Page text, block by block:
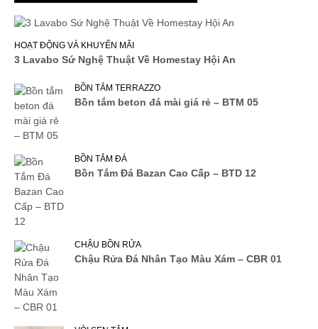
HOẠT ĐỘNG VÀ KHUYẾN MÃI
3 Lavabo Sứ Nghệ Thuật Về Homestay Hội An
BỒN TẮM TERRAZZO
Bồn tắm beton đá mài giá rẻ – BTM 05
BỒN TẮM ĐÁ
Bồn Tắm Đá Bazan Cao Cấp – BTD 12
CHẬU BỒN RỬA
Chậu Rửa Đá Nhân Tạo Màu Xám – CBR 01